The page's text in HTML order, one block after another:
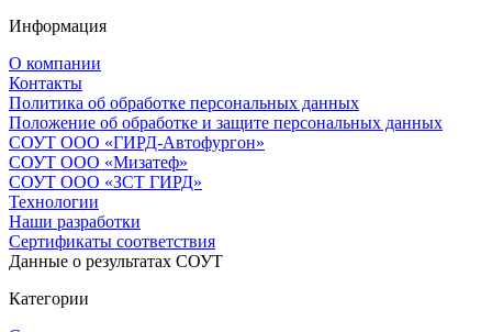
Информация
О компании
Контакты
Политика об обработке персональных данных
Положение об обработке и защите персональных данных
СОУТ ООО «ГИРД-Автофургон»
СОУТ ООО «Мизатеф»
СОУТ ООО «ЗСТ ГИРД»
Технологии
Наши разработки
Сертификаты соответствия
Данные о результатах СОУТ
Категории